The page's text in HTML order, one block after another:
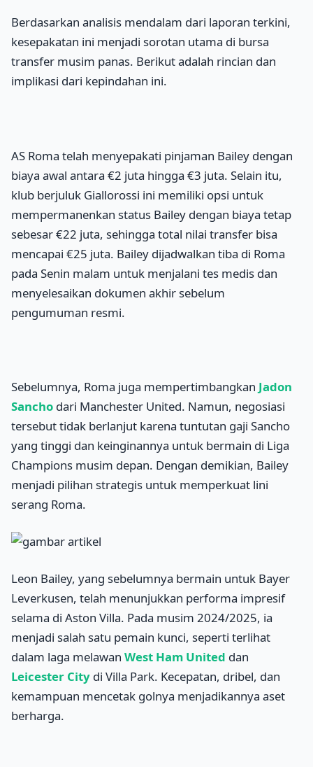
Berdasarkan analisis mendalam dari laporan terkini,
kesepakatan ini menjadi sorotan utama di bursa
transfer musim panas. Berikut adalah rincian dan
implikasi dari kepindahan ini.
AS Roma telah menyepakati pinjaman Bailey dengan
biaya awal antara €2 juta hingga €3 juta. Selain itu,
klub berjuluk Giallorossi ini memiliki opsi untuk
mempermanenkan status Bailey dengan biaya tetap
sebesar €22 juta, sehingga total nilai transfer bisa
mencapai €25 juta. Bailey dijadwalkan tiba di Roma
pada Senin malam untuk menjalani tes medis dan
menyelesaikan dokumen akhir sebelum
pengumuman resmi.
Sebelumnya, Roma juga mempertimbangkan Jadon
Sancho dari Manchester United. Namun, negosiasi
tersebut tidak berlanjut karena tuntutan gaji Sancho
yang tinggi dan keinginannya untuk bermain di Liga
Champions musim depan. Dengan demikian, Bailey
menjadi pilihan strategis untuk memperkuat lini
serang Roma.
Leon Bailey, yang sebelumnya bermain untuk Bayer
Leverkusen, telah menunjukkan performa impresif
selama di Aston Villa. Pada musim 2024/2025, ia
menjadi salah satu pemain kunci, seperti terlihat
dalam laga melawan West Ham United dan
Leicester City di Villa Park. Kecepatan, dribel, dan
kemampuan mencetak golnya menjadikannya aset
berharga.